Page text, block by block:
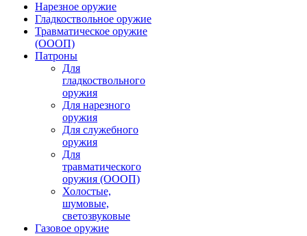
Нарезное оружие
Гладкоствольное оружие
Травматическое оружие
(ОООП)
Патроны
Для
гладкоствольного
оружия
Для нарезного
оружия
Для служебного
оружия
Для
травматического
оружия (ОООП)
Холостые,
шумовые,
светозвуковые
Газовое оружие